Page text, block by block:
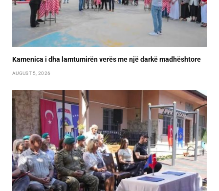
Kamenica i dha lamtumirën verës me një darkë madhështore
AUGUST 5, 2026